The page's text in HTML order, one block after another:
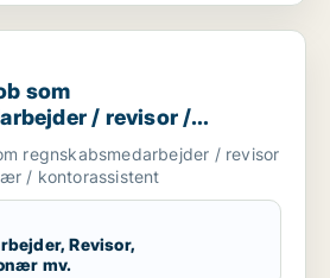
regnskabsmedarbejder / revisor /
som
/ revisor /
/ kontorassistent
regnskabsmedarbejder / revisor
/ kontorassistent
Revisor,
mv.